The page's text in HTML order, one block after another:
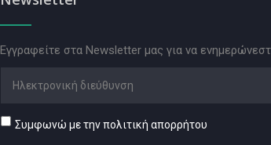
Εγγραφείτε στα Newsletter μας για να
Συμφωνώ με την πολιτική απορρήτου